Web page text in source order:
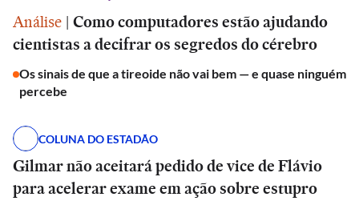
Análise | Como computadores estão ajudando
cientistas a decifrar os segredos do cérebro
Os sinais de que a tireoide não vai bem — e quase ninguém
percebe
COLUNA DO ESTADÃO
Gilmar não aceitará pedido de vice de Flávio
para acelerar exame em ação sobre estupro